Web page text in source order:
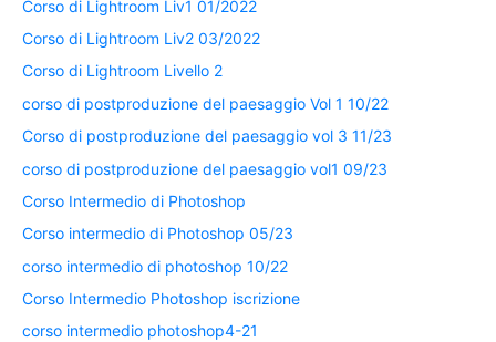
Corso di Lightroom Liv1 01/2022
Corso di Lightroom Liv2 03/2022
Corso di Lightroom Livello 2
corso di postproduzione del paesaggio Vol 1 10/22
Corso di postproduzione del paesaggio vol 3 11/23
corso di postproduzione del paesaggio vol1 09/23
Corso Intermedio di Photoshop
Corso intermedio di Photoshop 05/23
corso intermedio di photoshop 10/22
Corso Intermedio Photoshop iscrizione
corso intermedio photoshop4-21